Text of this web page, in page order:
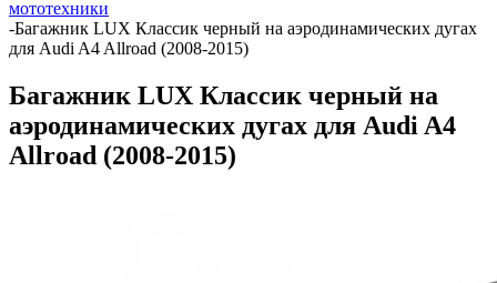
мототехники
-Багажник LUX Классик черный на аэродинамических дугах
для Audi A4 Allroad (2008-2015)
Багажник LUX Классик черный на
аэродинамических дугах для Audi A4
Allroad (2008-2015)